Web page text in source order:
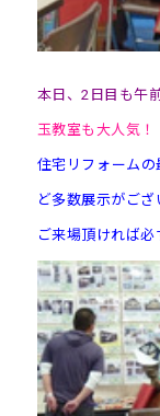
本日、2日目も午
玉教室も大人気！
住宅リフォーム
ど多数展示がござ
ご来場頂ければ必